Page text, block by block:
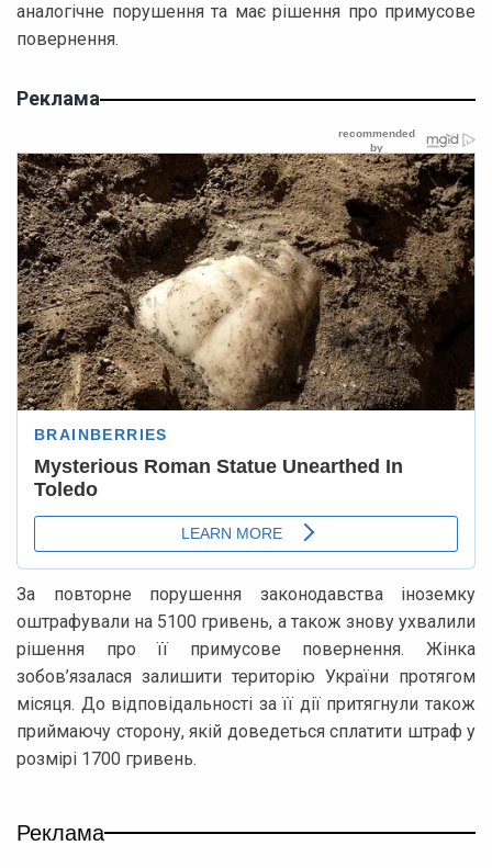
аналогічне порушення та має рішення про примусове
повернення.
Реклама
За повторне порушення законодавства іноземку
оштрафували на 5100 гривень, а також знову ухвалили
рішення про її примусове повернення. Жінка
зобов’язалася залишити територію України протягом
місяця. До відповідальності за її дії притягнули також
приймаючу сторону, якій доведеться сплатити штраф у
розмірі 1700 гривень.
Реклама